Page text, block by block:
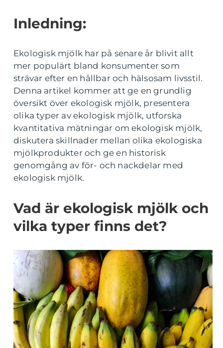
Inledning:
Ekologisk mjölk har på senare år blivit allt
mer populärt bland konsumenter som
strävar efter en hållbar och hälsosam livsstil.
Denna artikel kommer att ge en grundlig
översikt över ekologisk mjölk, presentera
olika typer av ekologisk mjölk, utforska
kvantitativa mätningar om ekologisk mjölk,
diskutera skillnader mellan olika ekologiska
mjölkprodukter och ge en historisk
genomgång av för- och nackdelar med
ekologisk mjölk.
Vad är ekologisk mjölk och
vilka typer finns det?